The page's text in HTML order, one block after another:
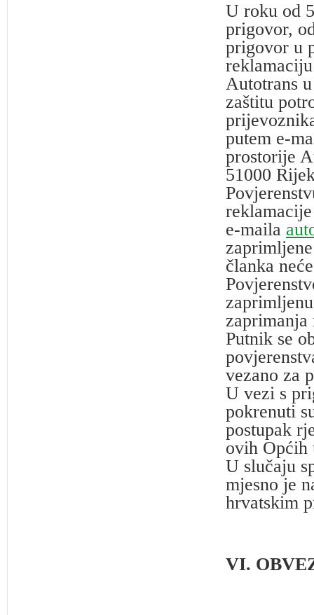
U roku od
prigovor,
prigovor u
Autotrans
zaštitu
putem e-
prostorije
51000
e-maila
članka
Putnik se
vezano za
U vezi s
pokrenuti
postupak
ovih Općih
U slučaju
mjesno je
hrvatskim
VI.